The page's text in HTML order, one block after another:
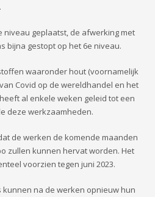
niveau geplaatst, de afwerking met
bijna gestopt op het 6e niveau.
waaronder hout (voornamelijk
Covid op de wereldhandel en het
al enkele weken geleid tot een
deze werkzaamheden.
de werken de komende maanden
zullen kunnen hervat worden. Het
voorzien tegen juni 2023.
na de werken opnieuw hun